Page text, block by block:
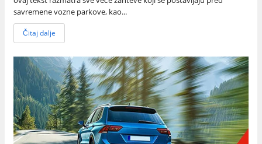
savremene vozne parkove, kao...
Čitaj dalje